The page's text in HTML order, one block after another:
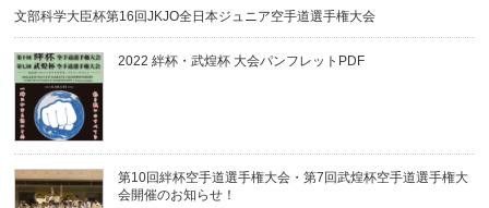
文部科学大臣杯第16回JKJO全日本ジュニア空手道選手権大会
2022 絆杯・武煌杯 大会パンフレットPDF
第10回絆杯空手道選手権大会・第7回武煌杯空手道選手権大
会開催のお知らせ！